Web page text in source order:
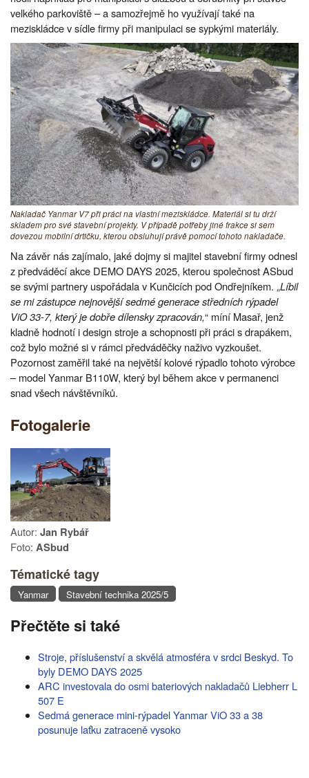
velkého parkoviště – a samozřejmě ho využívají také na
meziskládce v sídle firmy při manipulaci se sypkými materiály.
Nakladač Yanmar V7 při práci na vlastní meziskládce. Materiál si tu drží
skladem pro své stavební projekty. V případě potřeby jiné frakce si sem
dovezou mobilní drtičku, kterou obsluhují právě pomocí tohoto nakladače.
Na závěr nás zajímalo, jaké dojmy si majitel stavební firmy odnesl
z předváděcí akce DEMO DAYS 2025, kterou společnost ASbud
se svými partnery uspořádala v Kunčicích pod Ondřejníkem. „Líbil
se mi zástupce nejnovější sedmé generace středních rýpadel
ViO 33-7, který je dobře dílensky zpracován,“ míní Masař, jenž
kladně hodnotí i design stroje a schopnosti při práci s drapákem,
což bylo možné si v rámci předváděčky naživo vyzkoušet.
Pozornost zaměřil také na největší kolové rýpadlo tohoto výrobce
– model Yanmar B110W, který byl během akce v permanenci
snad všech návštěvníků.
Fotogalerie
Autor: Jan Rybář
Foto: ASbud
Tématické tagy
Yanmar Stavební technika 2025/5
Přečtěte si také
Stroje, příslušenství a skvělá atmosféra v srdci Beskyd. To
byly DEMO DAYS 2025
ARC investovala do osmi bateriových nakladačů Liebherr L
507 E
Sedmá generace mini-rýpadel Yanmar ViO 33 a 38
posunuje laťku zatraceně vysoko